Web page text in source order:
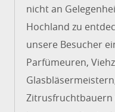
nicht an
Hochland zu
unsere Besucher
Parfümeuren,
Zitrusfruchtbauern